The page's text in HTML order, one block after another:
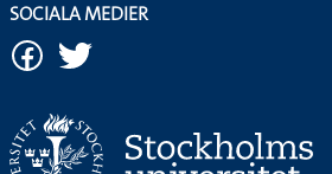
SOCIALA MEDIER